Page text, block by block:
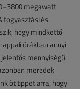
megawatt
fogyasztási és
hogy mindkettő
órákban annyi
mennyiségű
meredek
öt tippet arra, hogy